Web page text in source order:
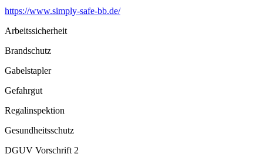
https://www.simply-safe-bb.de/
Arbeitssicherheit
Brandschutz
Gabelstapler
Gefahrgut
Regalinspektion
Gesundheitsschutz
DGUV Vorschrift 2